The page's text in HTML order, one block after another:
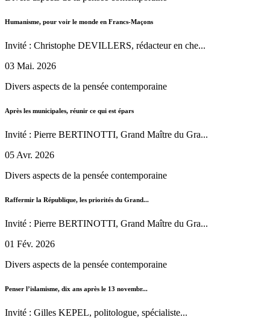
Humanisme, pour voir le monde en Francs-Maçons
Invité : Christophe DEVILLERS, rédacteur en che...
03 Mai. 2026
Divers aspects de la pensée contemporaine
Après les municipales, réunir ce qui est épars
Invité : Pierre BERTINOTTI, Grand Maître du Gra...
05 Avr. 2026
Divers aspects de la pensée contemporaine
Raffermir la République, les priorités du Grand...
Invité : Pierre BERTINOTTI, Grand Maître du Gra...
01 Fév. 2026
Divers aspects de la pensée contemporaine
Penser l’islamisme, dix ans après le 13 novembr...
Invité : Gilles KEPEL, politologue, spécialiste...